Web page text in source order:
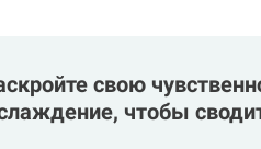
свою
чтобы